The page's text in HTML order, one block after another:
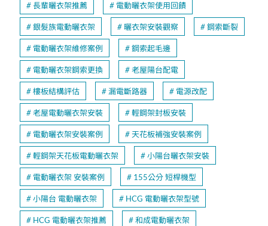
長輩曬衣架推薦 電動曬衣架使用回饋
銀髮族電動曬衣架 曬衣架安裝觀察 鋼索斷裂
電動曬衣架維修案例 鋼索起毛邊
電動曬衣架鋼索更換 老屋陽台配電
樓板結構評估 漏電斷路器 電源改配
老屋電動曬衣架安裝 輕鋼架封板安裝
電動曬衣架安裝案例 天花板補強安裝案例
輕鋼架天花板電動曬衣架 小陽台曬衣架安裝
電動曬衣架 安裝案例 155公分 短桿機型
小陽台 電動曬衣架 HCG 電動曬衣架型號
HCG 電動曬衣架推薦 和成電動曬衣架